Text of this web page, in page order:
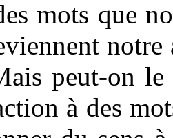
mots que
notre
peut-on
à des